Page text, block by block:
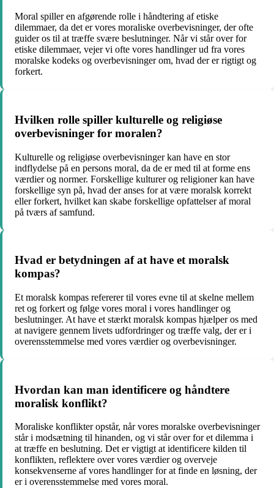
Moral spiller en afgørende rolle i håndtering af etiske
dilemmaer, da det er vores moraliske overbevisninger, der ofte
guider os til at træffe svære beslutninger. Når vi står over for
etiske dilemmaer, vejer vi ofte vores handlinger ud fra vores
moralske kodeks og overbevisninger om, hvad der er rigtigt og
forkert.
Hvilken rolle spiller kulturelle og religiøse
overbevisninger for moralen?
Kulturelle og religiøse overbevisninger kan have en stor
indflydelse på en persons moral, da de er med til at forme ens
værdier og normer. Forskellige kulturer og religioner kan have
forskellige syn på, hvad der anses for at være moralsk korrekt
eller forkert, hvilket kan skabe forskellige opfattelser af moral
på tværs af samfund.
Hvad er betydningen af at have et moralsk
kompas?
Et moralsk kompas refererer til vores evne til at skelne mellem
ret og forkert og følge vores moral i vores handlinger og
beslutninger. At have et stærkt moralsk kompas hjælper os med
at navigere gennem livets udfordringer og træffe valg, der er i
overensstemmelse med vores værdier og overbevisninger.
Hvordan kan man identificere og håndtere
moralisk konflikt?
Moraliske konflikter opstår, når vores moralske overbevisninger
står i modsætning til hinanden, og vi står over for et dilemma i
at træffe en beslutning. Det er vigtigt at identificere kilden til
konflikten, reflektere over vores værdier og overveje
konsekvenserne af vores handlinger for at finde en løsning, der
er i overensstemmelse med vores moral.